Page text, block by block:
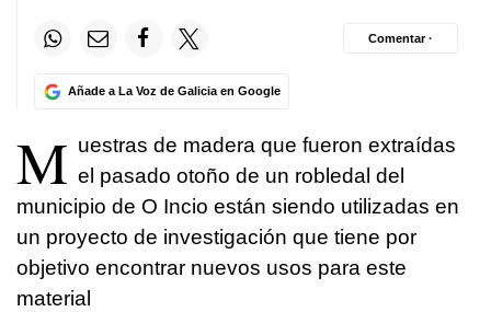
Añade a La Voz de Galicia en Google
Comentar ·
M uestras de madera que fueron extraídas
el pasado otoño de un robledal del
municipio de O Incio están siendo utilizadas en
un proyecto de investigación que tiene por
objetivo encontrar nuevos usos para este
material